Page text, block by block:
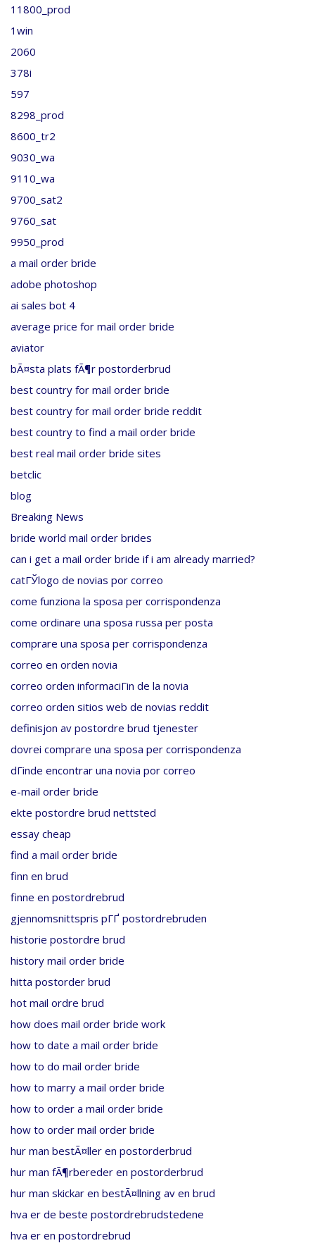
11800_prod
1win
2060
378i
597
8298_prod
8600_tr2
9030_wa
9110_wa
9700_sat2
9760_sat
9950_prod
a mail order bride
adobe photoshop
ai sales bot 4
average price for mail order bride
aviator
bÃ¤sta plats fÃ¶r postorderbrud
best country for mail order bride
best country for mail order bride reddit
best country to find a mail order bride
best real mail order bride sites
betclic
blog
Breaking News
bride world mail order brides
can i get a mail order bride if i am already married?
catГЎlogo de novias por correo
come funziona la sposa per corrispondenza
come ordinare una sposa russa per posta
comprare una sposa per corrispondenza
correo en orden novia
correo orden informaciГіn de la novia
correo orden sitios web de novias reddit
definisjon av postordre brud tjenester
dovrei comprare una sposa per corrispondenza
dГіnde encontrar una novia por correo
e-mail order bride
ekte postordre brud nettsted
essay cheap
find a mail order bride
finn en brud
finne en postordrebrud
gjennomsnittspris pГҐ postordrebruden
historie postordre brud
history mail order bride
hitta postorder brud
hot mail ordre brud
how does mail order bride work
how to date a mail order bride
how to do mail order bride
how to marry a mail order bride
how to order a mail order bride
how to order mail order bride
hur man bestÃ¤ller en postorderbrud
hur man fÃ¶rbereder en postorderbrud
hur man skickar en bestÃ¤llning av en brud
hva er de beste postordrebrudstedene
hva er en postordrebrud